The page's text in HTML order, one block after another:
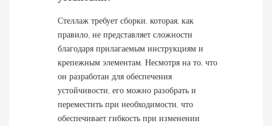
Стеллаж требует сборки, которая, как
правило, не представляет сложности
благодаря прилагаемым инструкциям и
крепежным элементам. Несмотря на то, что
он разработан для обеспечения
устойчивости, его можно разобрать и
переместить при необходимости, что
обеспечивает гибкость при изменении